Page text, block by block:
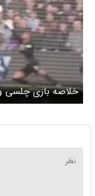
خلاصه بازی چلسی